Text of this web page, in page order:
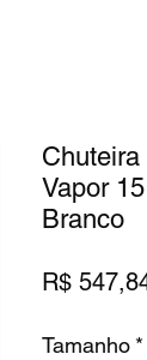
Chuteira
Vapor
Branco
R$
Tamanho *